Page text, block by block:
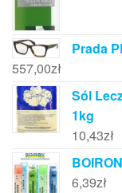
Prada
557,00zł
Sól
1kg
10,43zł
6,39zł